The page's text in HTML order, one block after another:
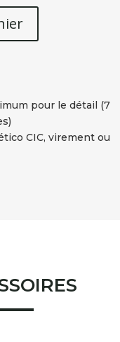
pour le détail (7
CIC, virement ou